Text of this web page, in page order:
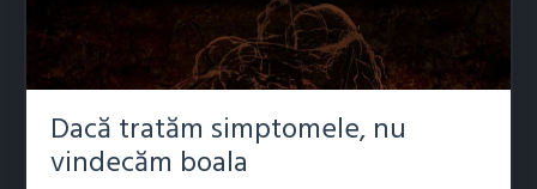
Dacă tratăm simptomele, nu
vindecăm boala